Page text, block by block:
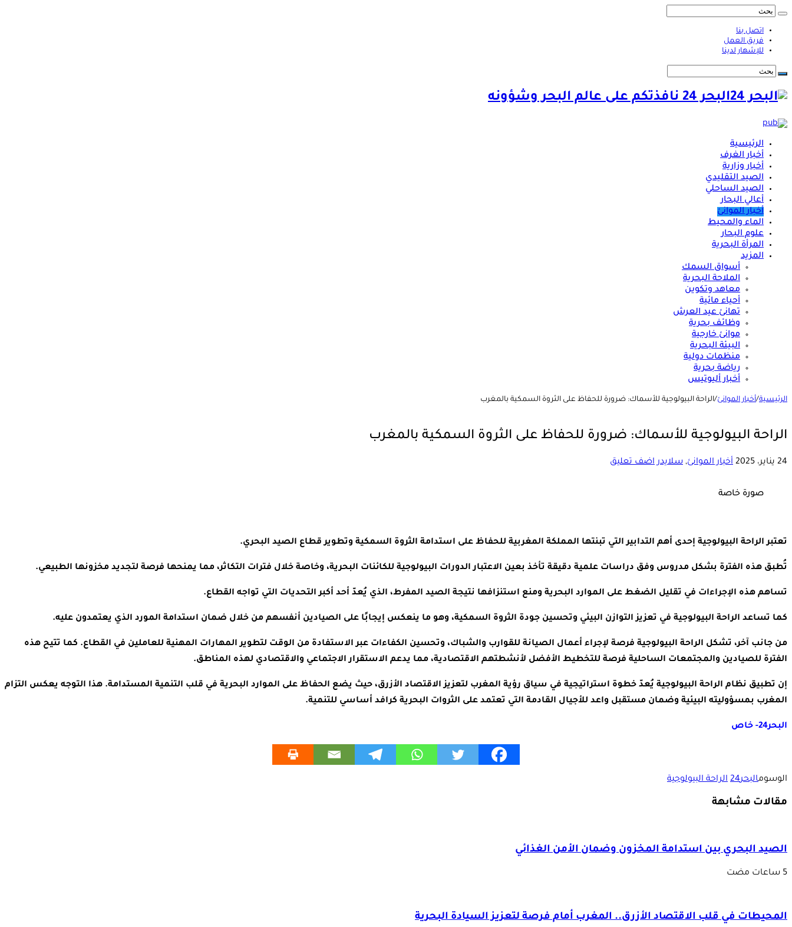
اتصل بنا
فريق العمل
للإشهار لدينا
البحر 24 نافذتكم على عالم البحر وشؤونه
الرئيسية
أخبار الغرف
أخبار وزارية
الصيد التقليدي
الصيد الساحلي
أعالي البحار
أخبار الموانئ
الماء والمحيط
علوم البحار
المرأة البحرية
المزيد
أسواق السمك
الملاحة البحرية
معاهد وتكوين
أحياء مائية
تهانئ عيد العرش
وظائف بحرية
موانئ خارجية
البيئة البحرية
منظمات دولية
رياضة بحرية
أخبار أليوتيس
الرئيسية/أخبار الموانئ/الراحة البيولوجية للأسماك: ضرورة للحفاظ على الثروة السمكية بالمغرب
الراحة البيولوجية للأسماك: ضرورة للحفاظ على الثروة السمكية بالمغرب
24 يناير، 2025 أخبار الموانئ, سلايدر اضف تعليق
صورة خاصة
تعتبر الراحة البيولوجية إحدى أهم التدابير التي تبنتها المملكة المغربية للحفاظ على استدامة الثروة السمكية وتطوير قطاع الصيد البحري.
تُطبق هذه الفترة بشكل مدروس وفق دراسات علمية دقيقة تأخذ بعين الاعتبار الدورات البيولوجية للكائنات البحرية، وخاصة خلال فترات التكاثر، مما يمنحها فرصة لتجديد مخزونها الطبيعي.
تساهم هذه الإجراءات في تقليل الضغط على الموارد البحرية ومنع استنزافها نتيجة الصيد المفرط، الذي يُعدّ أحد أكبر التحديات التي تواجه القطاع.
كما تساعد الراحة البيولوجية في تعزيز التوازن البيئي وتحسين جودة الثروة السمكية، وهو ما ينعكس إيجابًا على الصيادين أنفسهم من خلال ضمان استدامة المورد الذي يعتمدون عليه.
من جانب آخر، تشكل الراحة البيولوجية فرصة لإجراء أعمال الصيانة للقوارب والشباك، وتحسين الكفاءات عبر الاستفادة من الوقت لتطوير المهارات المهنية للعاملين في القطاع. كما تتيح هذه
الفترة للصيادين والمجتمعات الساحلية فرصة للتخطيط الأفضل لأنشطتهم الاقتصادية، مما يدعم الاستقرار الاجتماعي والاقتصادي لهذه المناطق.
إن تطبيق نظام الراحة البيولوجية يُعدّ خطوة استراتيجية في سياق رؤية المغرب لتعزيز الاقتصاد الأزرق، حيث يضع الحفاظ على الموارد البحرية في قلب التنمية المستدامة. هذا التوجه يعكس التزام
المغرب بمسؤوليته البيئية وضمان مستقبل واعد للأجيال القادمة التي تعتمد على الثروات البحرية كرافد أساسي للتنمية.
البحر24- خاص
الوسومالبحر24 الراحة البيولوجية
مقالات مشابهة
الصيد البحري بين استدامة المخزون وضمان الأمن الغذائي
المحيطات في قلب الاقتصاد الأزرق.. المغرب أمام فرصة لتعزيز السيادة البحرية